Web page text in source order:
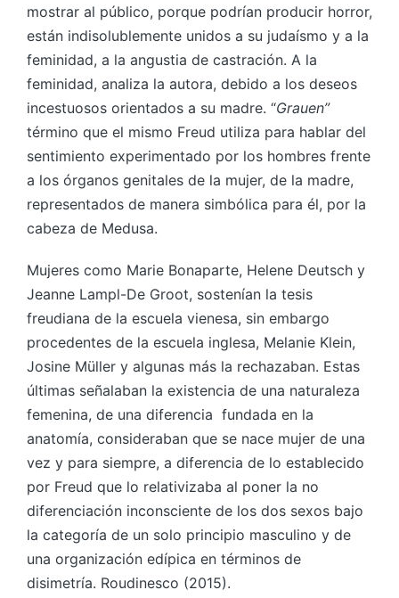
mostrar al público, porque podrían producir horror,
están indisolublemente unidos a su judaísmo y a la
feminidad, a la angustia de castración. A la
feminidad, analiza la autora, debido a los deseos
incestuosos orientados a su madre. “Grauen”
término que el mismo Freud utiliza para hablar del
sentimiento experimentado por los hombres frente
a los órganos genitales de la mujer, de la madre,
representados de manera simbólica para él, por la
cabeza de Medusa.
Mujeres como Marie Bonaparte, Helene Deutsch y
Jeanne Lampl-De Groot, sostenían la tesis
freudiana de la escuela vienesa, sin embargo
procedentes de la escuela inglesa, Melanie Klein,
Josine Müller y algunas más la rechazaban. Estas
últimas señalaban la existencia de una naturaleza
femenina, de una diferencia fundada en la
anatomía, consideraban que se nace mujer de una
vez y para siempre, a diferencia de lo establecido
por Freud que lo relativizaba al poner la no
diferenciación inconsciente de los dos sexos bajo
la categoría de un solo principio masculino y de
una organización edípica en términos de
disimetría. Roudinesco (2015).